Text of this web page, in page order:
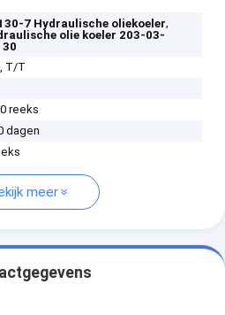
7 Hydraulische oliekoeler,
olie koeler 203-03-
T/T
reeks
dagen
meer